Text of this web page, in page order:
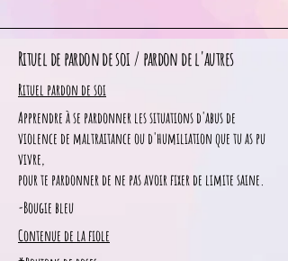
Rituel de pardon de soi / pardon de l'autres
Rituel pardon de soi
Apprendre à se pardonner les situations d'abus de
violence de maltraitance ou d'humiliation que tu as pu
vivre,
pour te pardonner de ne pas avoir fixer de limite saine.
-Bougie bleu
Contenue de la fiole